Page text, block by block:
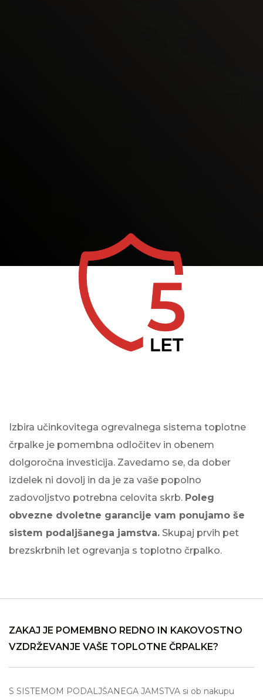
Izbira učinkovitega ogrevalnega sistema toplotne
črpalke je pomembna odločitev in obenem
dolgoročna investicija. Zavedamo se, da dober
izdelek ni dovolj in da je za vaše popolno
zadovoljstvo potrebna celovita skrb. Poleg
obvezne dvoletne garancije vam ponujamo še
sistem podaljšanega jamstva. Skupaj prvih pet
brezskrbnih let ogrevanja s toplotno črpalko.
ZAKAJ JE POMEMBNO REDNO IN KAKOVOSTNO
VZDRŽEVANJE VAŠE TOPLOTNE ČRPALKE?
S SISTEMOM PODALJŠANEGA JAMSTVA si ob nakupu